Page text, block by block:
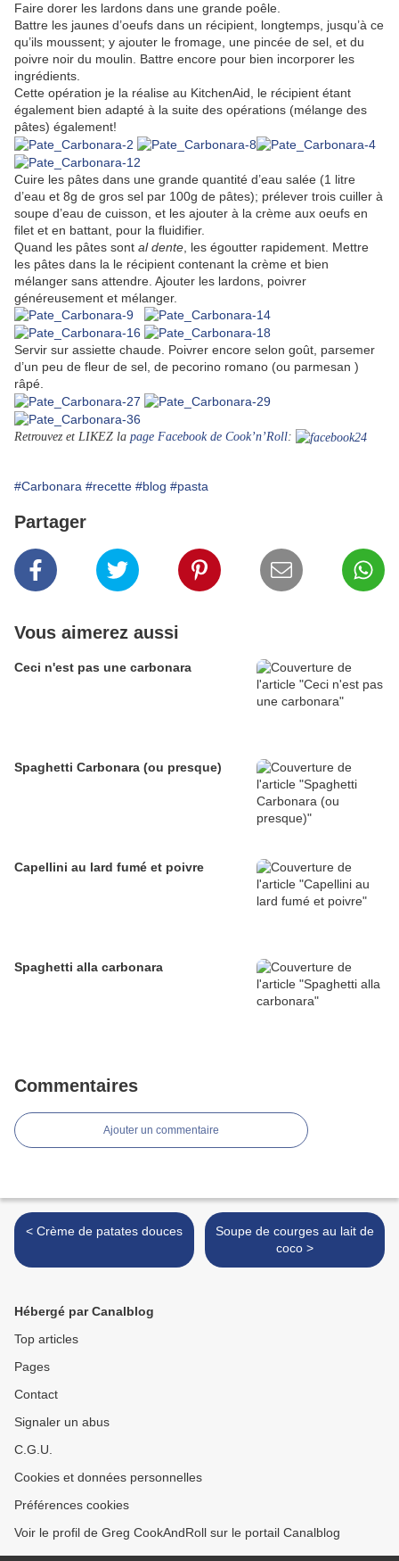
Faire dorer les lardons dans une grande poêle.
Battre les jaunes d’oeufs dans un récipient, longtemps, jusqu’à ce
qu’ils moussent; y ajouter le fromage, une pincée de sel, et du
poivre noir du moulin. Battre encore pour bien incorporer les
ingrédients.
Cette opération je la réalise au KitchenAid, le récipient étant
également bien adapté à la suite des opérations (mélange des
pâtes) également!
Cuire les pâtes dans une grande quantité d’eau salée (1 litre
d’eau et 8g de gros sel par 100g de pâtes); prélever trois cuiller à
soupe d’eau de cuisson, et les ajouter à la crème aux oeufs en
filet et en battant, pour la fluidifier.
Quand les pâtes sont al dente , les égoutter rapidement. Mettre
les pâtes dans la le récipient contenant la crème et bien
mélanger sans attendre. Ajouter les lardons, poivrer
généreusement et mélanger.
Servir sur assiette chaude. Poivrer encore selon goût, parsemer
d’un peu de fleur de sel, de pecorino romano (ou parmesan )
râpé.
Retrouvez et LIKEZ la page Facebook de Cook’n’Roll:
#Carbonara #recette #blog #pasta
Partager
Vous aimerez aussi
Ceci n'est pas une carbonara
Spaghetti Carbonara (ou presque)
Capellini au lard fumé et poivre
Spaghetti alla carbonara
Commentaires
Ajouter un commentaire
< Crème de patates douces
Soupe de courges au lait de
coco >
Hébergé par Canalblog
Top articles
Pages
Contact
Signaler un abus
C.G.U.
Cookies et données personnelles
Préférences cookies
Voir le profil de Greg CookAndRoll sur le portail Canalblog